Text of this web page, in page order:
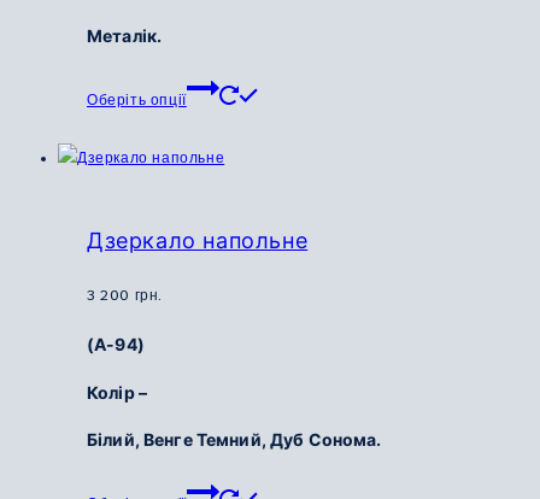
Металік.
Оберіть опції
Дзеркало напольне
3 200 грн.
(А-94)
Колір –
Білий, Венге Темний, Дуб Сонома.
Цей